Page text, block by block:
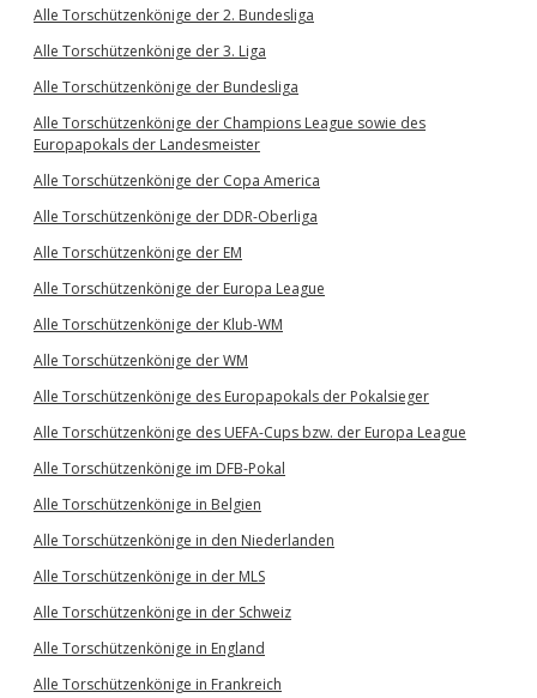
Alle Torschützenkönige der 2. Bundesliga
Alle Torschützenkönige der 3. Liga
Alle Torschützenkönige der Bundesliga
Alle Torschützenkönige der Champions League sowie des
Europapokals der Landesmeister
Alle Torschützenkönige der Copa America
Alle Torschützenkönige der DDR-Oberliga
Alle Torschützenkönige der EM
Alle Torschützenkönige der Europa League
Alle Torschützenkönige der Klub-WM
Alle Torschützenkönige der WM
Alle Torschützenkönige des Europapokals der Pokalsieger
Alle Torschützenkönige des UEFA-Cups bzw. der Europa League
Alle Torschützenkönige im DFB-Pokal
Alle Torschützenkönige in Belgien
Alle Torschützenkönige in den Niederlanden
Alle Torschützenkönige in der MLS
Alle Torschützenkönige in der Schweiz
Alle Torschützenkönige in England
Alle Torschützenkönige in Frankreich